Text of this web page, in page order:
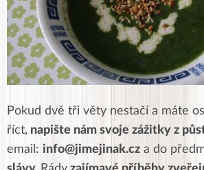
Pokud dvě tři věty nestačí a máte
říct, napište nám svoje zážitky z
email: info@jimejinak.cz a do